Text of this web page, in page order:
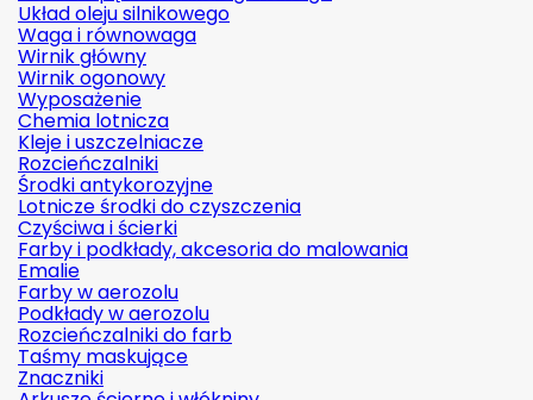
Układ oleju silnikowego
Waga i równowaga
Wirnik główny
Wirnik ogonowy
Wyposażenie
Chemia lotnicza
Kleje i uszczelniacze
Rozcieńczalniki
Środki antykorozyjne
Lotnicze środki do czyszczenia
Czyściwa i ścierki
Farby i podkłady, akcesoria do malowania
Emalie
Farby w aerozolu
Podkłady w aerozolu
Rozcieńczalniki do farb
Taśmy maskujące
Znaczniki